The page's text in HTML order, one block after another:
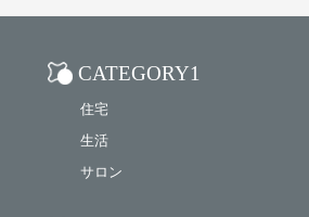
CATEGORY1
住宅
生活
サロン